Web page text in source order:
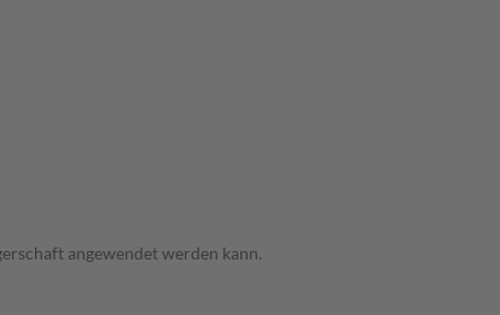
angewendet werden kann.